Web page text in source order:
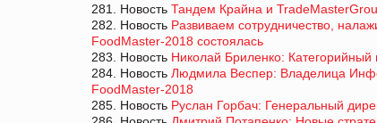
281. Новость Тандем Крайна и
282. Новость Развиваем сотрудничество,
FoodMaster-2018 состоялась
283. Новость Николай Бриленко:
284. Новость Людмила Веспер: Владелица
FoodMaster-2018
285. Новость Руслан Горбач: Генеральный